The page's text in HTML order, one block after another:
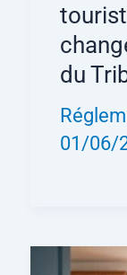
du
01/06/